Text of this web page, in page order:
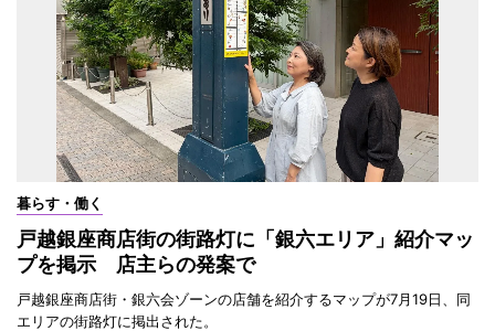
暮らす・働く
戸越銀座商店街の街路灯に「銀六エリア」紹介マッ
プを掲示 店主らの発案で
戸越銀座商店街・銀六会ゾーンの店舗を紹介するマップが7月19日、同
エリアの街路灯に掲出された。